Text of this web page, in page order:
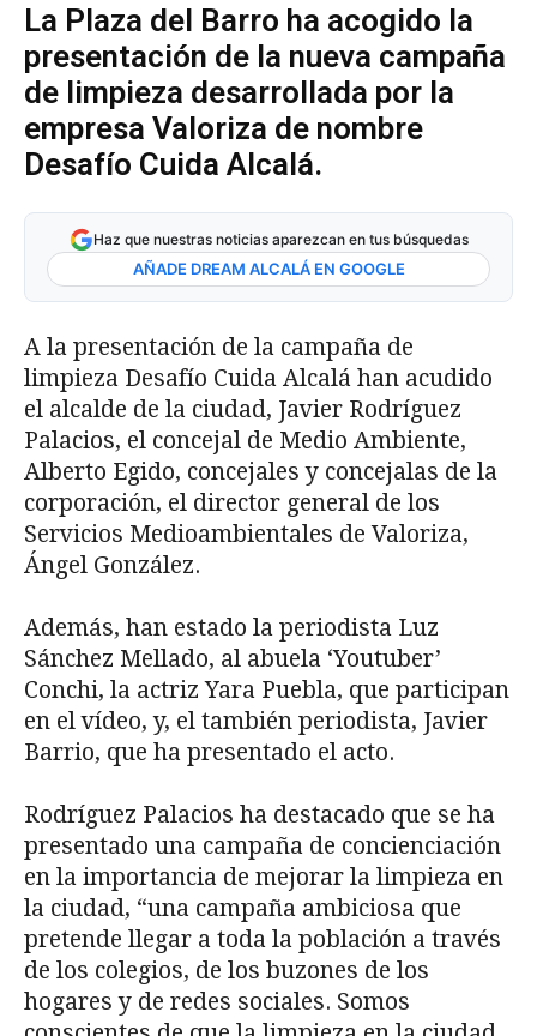
La Plaza del Barro ha acogido la
presentación de la nueva campaña
de limpieza desarrollada por la
empresa Valoriza de nombre
Desafío Cuida Alcalá.
Haz que nuestras noticias aparezcan en tus búsquedas
AÑADE DREAM ALCALÁ EN GOOGLE
A la presentación de la campaña de
limpieza Desafío Cuida Alcalá han acudido
el alcalde de la ciudad, Javier Rodríguez
Palacios, el concejal de Medio Ambiente,
Alberto Egido, concejales y concejalas de la
corporación, el director general de los
Servicios Medioambientales de Valoriza,
Ángel González.
Además, han estado la periodista Luz
Sánchez Mellado, al abuela ‘Youtuber’
Conchi, la actriz Yara Puebla, que participan
en el vídeo, y, el también periodista, Javier
Barrio, que ha presentado el acto.
Rodríguez Palacios ha destacado que se ha
presentado una campaña de concienciación
en la importancia de mejorar la limpieza en
la ciudad, “una campaña ambiciosa que
pretende llegar a toda la población a través
de los colegios, de los buzones de los
hogares y de redes sociales. Somos